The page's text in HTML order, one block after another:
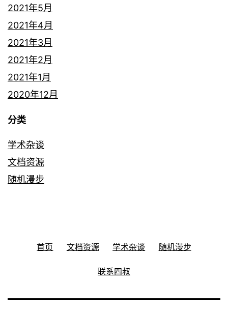
2021年5月
2021年4月
2021年3月
2021年2月
2021年1月
2020年12月
分类
学术杂谈
文档资源
随机漫步
首页 文档资源 学术杂谈 随机漫步
联系四叔